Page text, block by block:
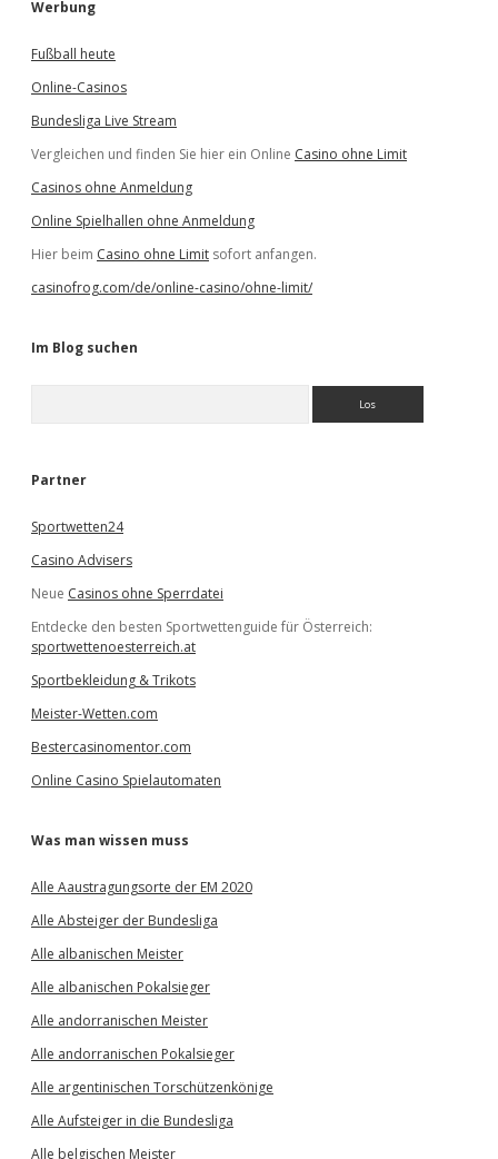
Werbung
Fußball heute
Online-Casinos
Bundesliga Live Stream
Vergleichen und finden Sie hier ein Online Casino ohne Limit
Casinos ohne Anmeldung
Online Spielhallen ohne Anmeldung
Hier beim Casino ohne Limit sofort anfangen.
casinofrog.com/de/online-casino/ohne-limit/
Im Blog suchen
e
Partner
Sportwetten24
Casino Advisers
Neue Casinos ohne Sperrdatei
Entdecke den besten Sportwettenguide für Österreich:
sportwettenoesterreich.at
Sportbekleidung & Trikots
Meister-Wetten.com
Bestercasinomentor.com
Online Casino Spielautomaten
Was man wissen muss
Alle Aaustragungsorte der EM 2020
Alle Absteiger der Bundesliga
Alle albanischen Meister
Alle albanischen Pokalsieger
Alle andorranischen Meister
Alle andorranischen Pokalsieger
Alle argentinischen Torschützenkönige
Alle Aufsteiger in die Bundesliga
Alle belgischen Meister